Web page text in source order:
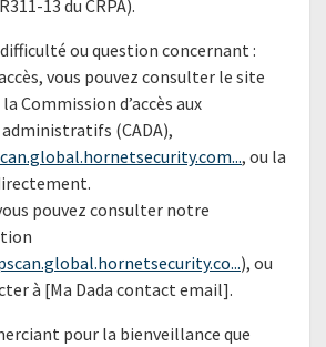
13 du CRPA).
ou question concernant :
vous pouvez consulter le site
Commission d’accès aux
(CADA),
, ou la
pouvez consulter notre
), ou
à [Ma Dada contact email].
pour la bienveillance que